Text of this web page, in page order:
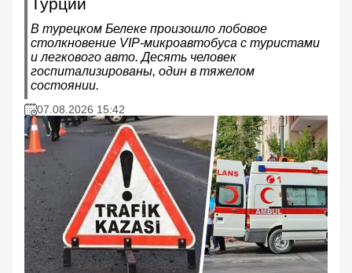
В турецком Белеке произошло лобовое
столкновение VIP-микроавтобуса с туристами
и легкового авто. Десять человек
госпитализированы, один в тяжелом
состоянии.
07.08.2026 15:42